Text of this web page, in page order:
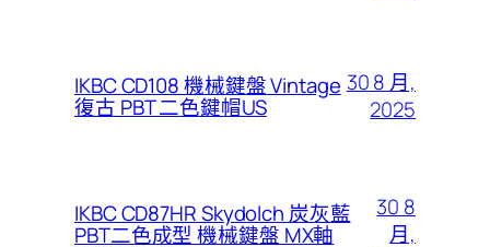
IKBC CD108 機械鍵盤 Vintage
復古 PBT 二色鍵帽US
30 8 月,
2025
IKBC CD87HR Skydolch 炭灰藍
PBT二色成型 機械鍵盤 MX軸
30 8
月,